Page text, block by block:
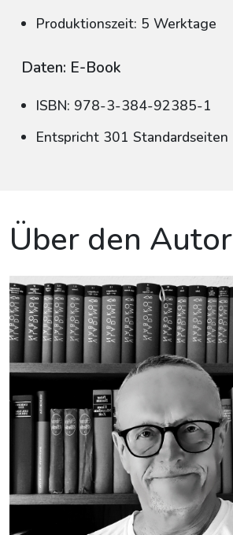
Produktionszeit: 5 Werktage
Daten: E-Book
ISBN: 978-3-384-92385-1
Entspricht 301 Standardseiten
Über den Autor